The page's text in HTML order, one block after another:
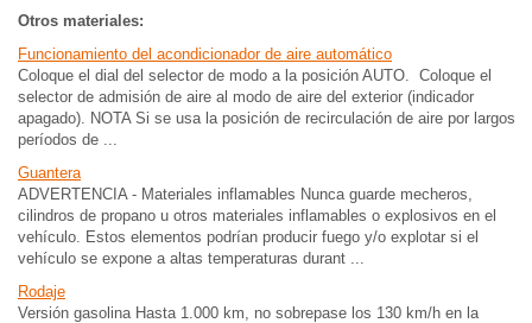
Otros materiales:
Funcionamiento del acondicionador de aire automático
Coloque el dial del selector de modo a la posición AUTO. Coloque el
selector de admisión de aire al modo de aire del exterior (indicador
apagado). NOTA Si se usa la posición de recirculación de aire por largos
períodos de ...
Guantera
ADVERTENCIA - Materiales inflamables Nunca guarde mecheros,
cilindros de propano u otros materiales inflamables o explosivos en el
vehículo. Estos elementos podrían producir fuego y/o explotar si el
vehículo se expone a altas temperaturas durant ...
Rodaje
Versión gasolina Hasta 1.000 km, no sobrepase los 130 km/h en la